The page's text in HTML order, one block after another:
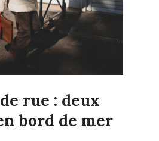
rue : deux
bord de mer